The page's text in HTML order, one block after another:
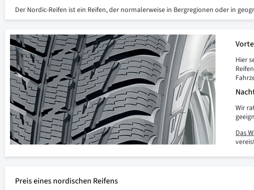
Der Nordic-Reifen ist ein Reifen, der normalerweise in Bergregionen oder in
Hier
Wir
Das
Preis eines nordischen Reifens